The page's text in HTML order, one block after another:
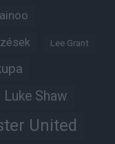
Lee Grant
Luke Shaw
United